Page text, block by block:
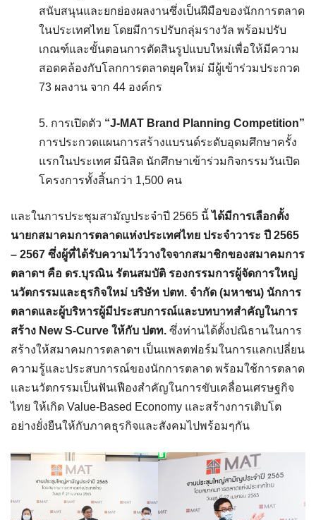
สนับสนุนและยกย่องผลงานซึ่งเป็นฝีมือของนักการตลาด
ในประเทศไทย โดยมีการปรับกลุ่มรางวัล พร้อมปรับ
เกณฑ์และขั้นตอนการตัดสินรูปแบบใหม่เพื่อให้มีความ
สอดคล้องกับโลกการตลาดยุคใหม่ มีผู้เข้าร่วมประกวด
73 ผลงาน จาก 44 องค์กร
5. การเปิดตัว “J-MAT Brand Planning Competition”
การประกวดแผนการสร้างแบรนด์ระดับอุดมศึกษาครั้ง
แรกในประเทศ มีนิสิต นักศึกษาเข้าร่วมกิจกรรมวันเปิด
โครงการทั้งสิ้นกว่า 1,500 คน
และในการประชุมสามัญประจำปี 2565 นี้ได้มีการเลือกตั้ง
นายกสมาคมการตลาดแห่งประเทศไทย ประจำวาระ ปี 2565
– 2567 ซึ่งผู้ที่ได้รับความไว้วางใจจากสมาชิกของสมาคมการ
ตลาดฯ คือ ดร.บุรณิน รัตนสมบัติ รองกรรมการผู้จัดการใหญ่
นวัตกรรมและธุรกิจใหม่ บริษัท ปตท. จำกัด (มหาชน) นักการ
ตลาดและผู้บริหารผู้มีประสบการณ์และบทบาทสำคัญในการ
สร้าง New S-Curve ให้กับ ปตท. ซึ่งท่านได้ตั้งปณิธานในการ
สร้างให้สมาคมการตลาดฯ เป็นแพลตฟอร์มในการแลกเปลี่ยน
ความรู้และประสบการณ์ของนักการตลาด พร้อมใช้การตลาด
และนวัตกรรมเป็นฟันเฟืองสำคัญในการขับเคลื่อนเศรษฐกิจ
ไทย ให้เกิด Value-Based Economy และสร้างการเติบโต
อย่างยั่งยืนให้กับภาคธุรกิจและสังคมไปพร้อมๆกัน